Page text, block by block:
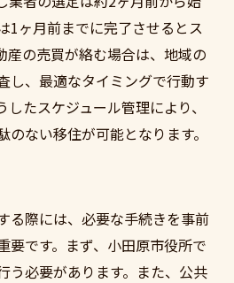
1ヶ月前までに完了させるとス
産の売買が絡む場合は、地域の
し、最適なタイミングで行動す
たスケジュール管理により、
ない移住が可能となります。
る際には、必要な手続きを事前
要です。まず、小田原市役所で
う必要があります。また、公共